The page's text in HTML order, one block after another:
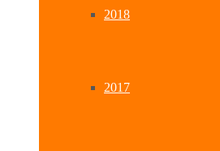
2018
2017